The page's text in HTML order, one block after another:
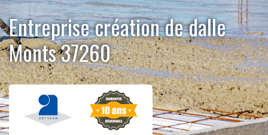
Entreprise création de dalle
Monts 37260